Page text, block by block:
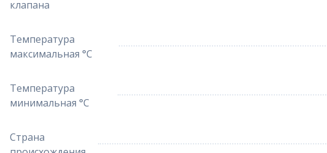
клапана
Температура
максимальная °C
Температура
минимальная °C
Страна